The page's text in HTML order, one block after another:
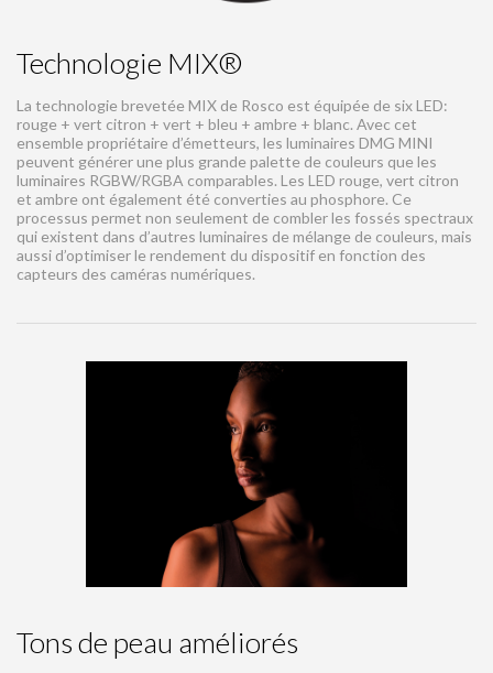
Technologie MIX®
La technologie brevetée MIX de Rosco est équipée de six LED:
rouge + vert citron + vert + bleu + ambre + blanc. Avec cet
ensemble propriétaire d’émetteurs, les luminaires DMG MINI
peuvent générer une plus grande palette de couleurs que les
luminaires RGBW/RGBA comparables. Les LED rouge, vert citron
et ambre ont également été converties au phosphore. Ce
processus permet non seulement de combler les fossés spectraux
qui existent dans d’autres luminaires de mélange de couleurs, mais
aussi d’optimiser le rendement du dispositif en fonction des
capteurs des caméras numériques.
Tons de peau améliorés